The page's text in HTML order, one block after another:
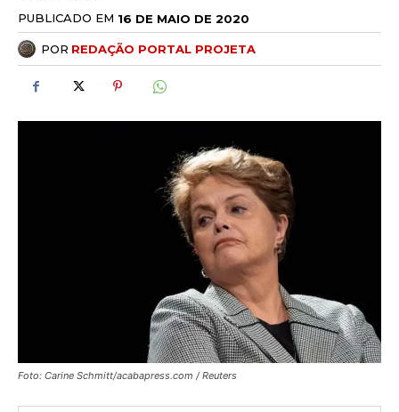
PUBLICADO EM 16 DE MAIO DE 2020
POR REDAÇÃO PORTAL PROJETA
Foto: Carine Schmitt/acabapress.com / Reuters